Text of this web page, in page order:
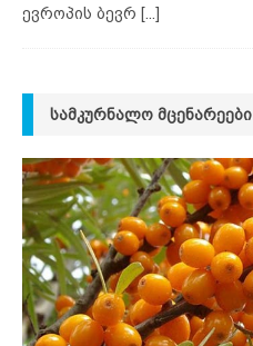
ევროპის ბევრ [...]
ᲡᲐᲛᲙᲣᲠᲜᲐᲚᲝ ᲛᲪᲔᲜᲐᲠᲔᲔᲑᲘ